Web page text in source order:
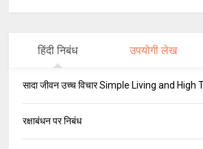
हिंदी निबंध उपयोगी लेख
सादा जीवन उच्च विचार Simple Living and High
रक्षाबंधन पर निबंध